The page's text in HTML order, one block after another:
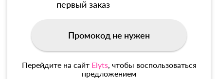
первый заказ
Промокод не нужен
Перейдите на сайт Elyts, чтобы воспользоваться
предложением